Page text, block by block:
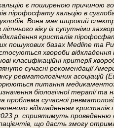
є поширеною причиною
пірофосфату кальцію в
Вона має широкий
віку із супутніми
кристалів
пошукових базах Medline та
хвороби
класифікаційні критерії
сучасні рекомендації
ревматологічних
питання
біологічної терапії та
проблема сучасної
відкладенням
р. сприятимуть проведенню
що дасть змогу